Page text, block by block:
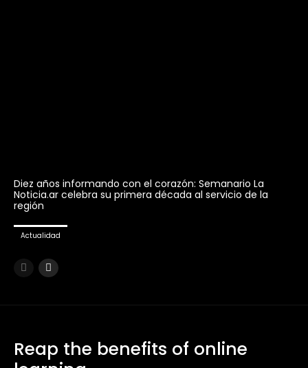
Diez años informando con el corazón: Semanario La
Noticia.ar celebra su primera década al servicio de la
región
Actualidad
Reap the benefits of online